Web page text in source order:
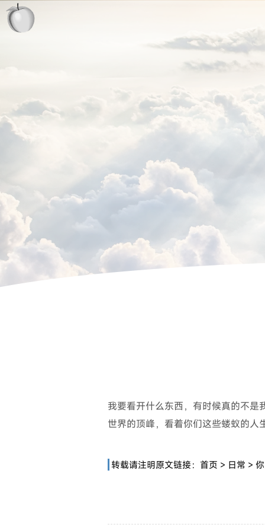
我要看开什么东西，有时候真的不
世界的顶峰，看着你们这些蝼蚁的人
转载请注明原文链接： 首页 > 日常 >